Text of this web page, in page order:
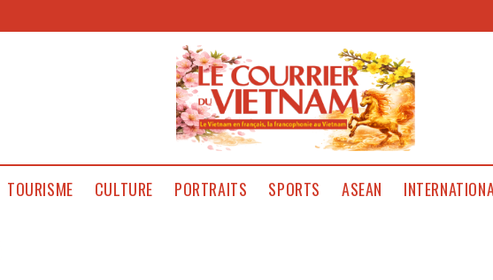
TOURISME CULTURE PORTRAITS SPORTS ASEAN